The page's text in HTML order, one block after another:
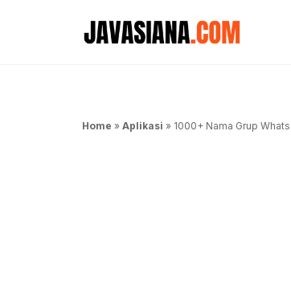
Home » Aplikasi » 1000+ Nama Grup